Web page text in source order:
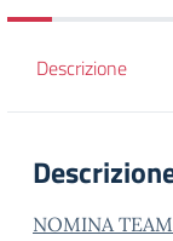
Descrizione
NOMINA